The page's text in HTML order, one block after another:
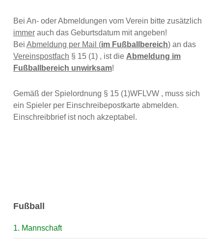
Bei An- oder Abmeldungen vom Verein bitte zusätzlich
immerauch das Geburtsdatum mit angeben!
Bei Abmeldung per Mail (im Fußballbereich)an das
Vereinspostfach § 15 (1) , ist die Abmeldung im
Fußballbereich unwirksam!
Gemäß der Spielordnung § 15 (1)WFLVW , muss sich
ein Spieler per Einschreibepostkarte abmelden.
Einschreibbrief ist noch akzeptabel.
Fußball
1. Mannschaft